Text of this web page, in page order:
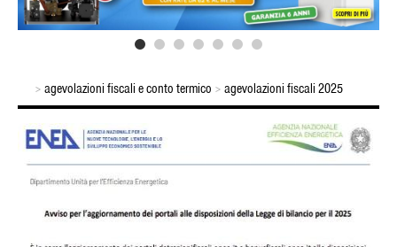
Arca oggi
L'Azienda
L'evoluzione tecnologica
Catalogo
Fotovoltaico
Caldaie a gas murali
Video
News & Eventi
> agevolazioni fiscali e conto termico > agevolazioni fiscali 2025